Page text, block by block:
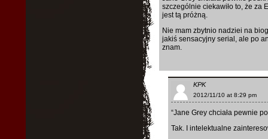
szczególnie ciekawiło to, że za
jest tą próżną.
Nie mam zbytnio nadziei na
jakiś sensacyjny serial, ale po
znam.
KPK
2012/11/10 at 8:29 pm
“Jane Grey chciała pewnie
Tak. I intelektualne